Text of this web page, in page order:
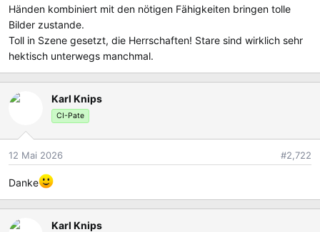
Händen kombiniert mit den nötigen Fähigkeiten bringen tolle
Bilder zustande.
Toll in Szene gesetzt, die Herrschaften! Stare sind wirklich sehr
hektisch unterwegs manchmal.
Karl Knips
CI-Pate
12 Mai 2026 #2,722
Danke
Karl Knips